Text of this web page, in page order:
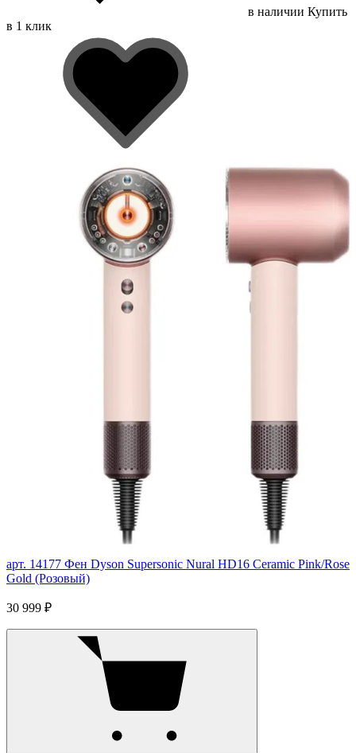
в наличии Купить
в 1 клик
арт. 14177 Фен Dyson Supersonic Nural HD16 Ceramic Pink/Rose
Gold (Розовый)
30 999 ₽